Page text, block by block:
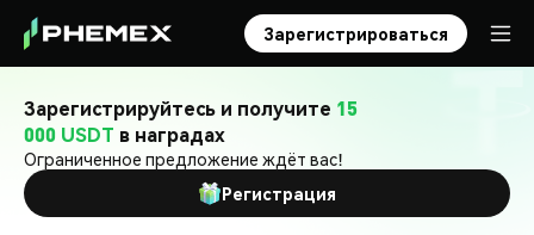
Зарегистрироваться
Зарегистрируйтесь и получите 15
000 USDT в наградах
Ограниченное предложение ждёт вас!
Регистрация